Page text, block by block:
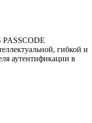
PASSCODE
гибкой и
аутентификации в